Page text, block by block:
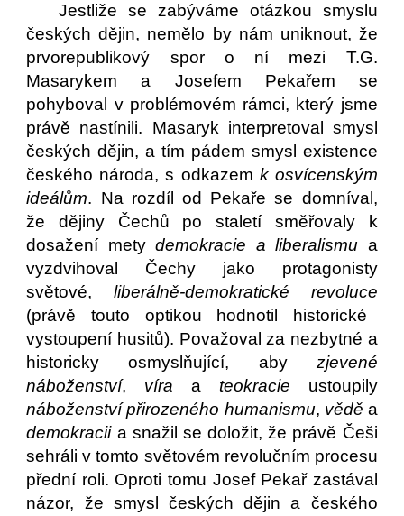
Jestliže se zabýváme otázkou smyslu
českých dějin, nemělo by nám uniknout, že
prvorepublikový spor o ní mezi T.G.
Masarykem a Josefem Pekařem se
pohyboval v problémovém rámci, který jsme
právě nastínili. Masaryk interpretoval smysl
českých dějin, a tím pádem smysl existence
českého národa, s odkazem k osvícenským
ideálům. Na rozdíl od Pekaře se domníval,
že dějiny Čechů po staletí směřovaly k
dosažení metydemokracie a liberalismu a
vyzdvihoval Čechy jako protagonisty
světové, liberálně-demokratické revoluce
(právě touto optikou hodnotil historické
vystoupení husitů). Považoval za nezbytné a
historicky osmyslňující, aby zjevené
náboženství, víra a teokracie ustoupily
náboženství přirozeného humanismu, vědě a
demokraciia snažil se doložit, že právě Češi
sehráli v tomto světovém revolučním procesu
přední roli. Oproti tomu Josef Pekař zastával
názor, že smysl českých dějin a českého